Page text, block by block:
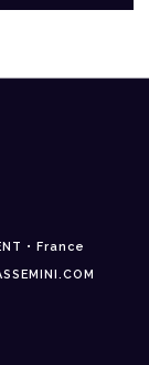
• France